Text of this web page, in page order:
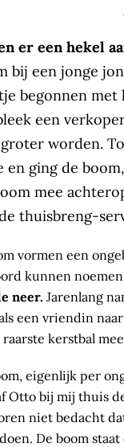
er een hekel
bij een jonge
begonnen
een
worden.
en ging de
mee
thuisbreng-
vormen een
kunnen
neer. Jarenlang
een vriendin
kerstbal
eigenlijk per
Otto bij mij thuis
niet bedacht
De boom